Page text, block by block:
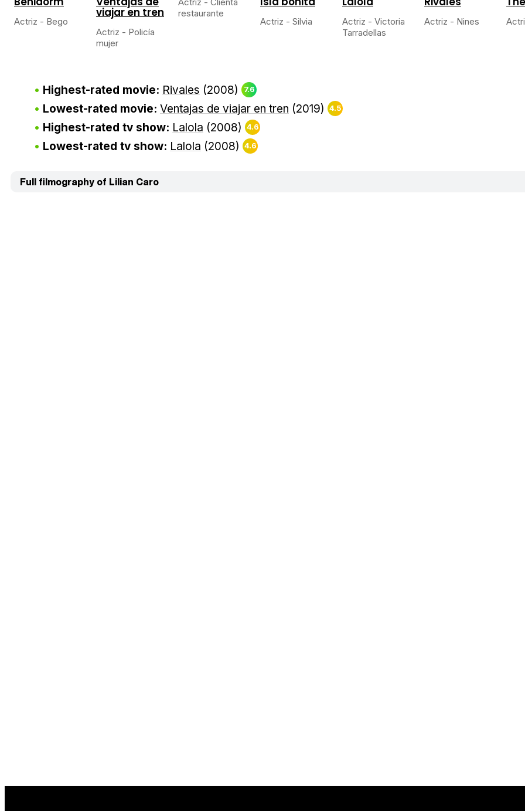
Actriz - Bego
viajar en tren
Actriz - Policía
mujer
restaurante
Actriz - Silvia
Actriz - Victoria
Tarradellas
Actriz - Nines
Highest-rated movie: Rivales (2008) 7.6
Lowest-rated movie: Ventajas de viajar en tren (2019) 4.5
Highest-rated tv show: Lalola (2008) 4.6
Lowest-rated tv show: Lalola (2008) 4.6
Full filmography of Lilian Caro